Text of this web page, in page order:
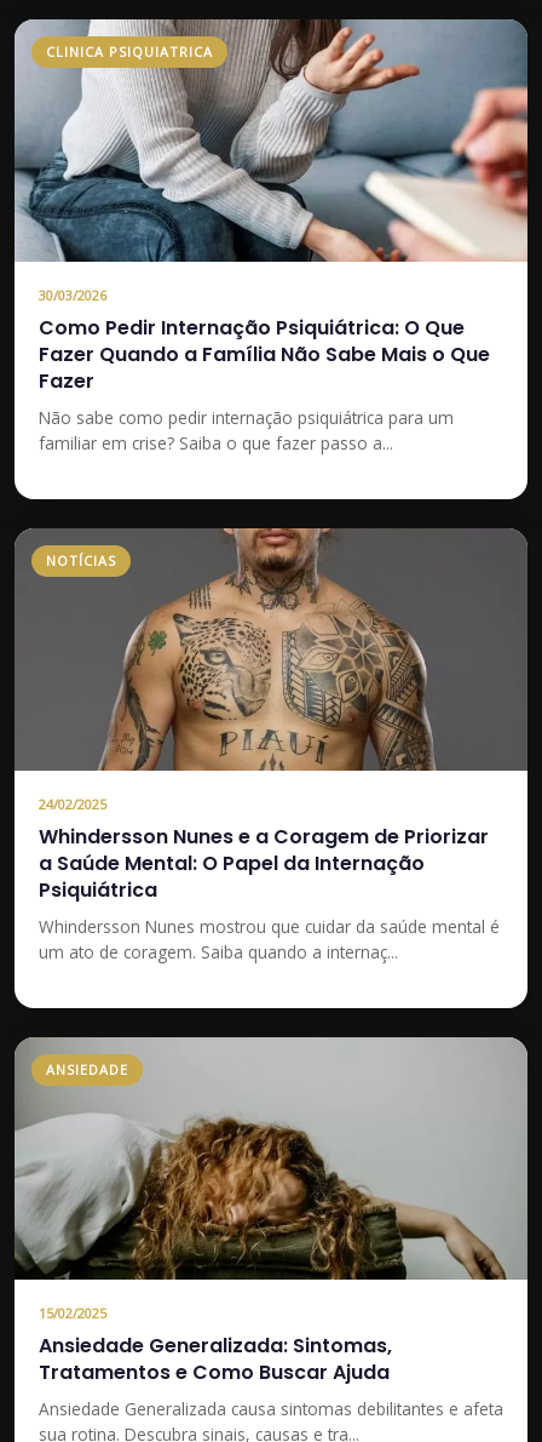
CLINICA PSIQUIATRICA
30/03/2026
Como Pedir Internação Psiquiátrica: O Que
Fazer Quando a Família Não Sabe Mais o Que
Fazer
Não sabe como pedir internação psiquiátrica para um
familiar em crise? Saiba o que fazer passo a...
NOTÍCIAS
24/02/2025
Whindersson Nunes e a Coragem de Priorizar
a Saúde Mental: O Papel da Internação
Psiquiátrica
Whindersson Nunes mostrou que cuidar da saúde mental é
um ato de coragem. Saiba quando a internaç...
ANSIEDADE
15/02/2025
Ansiedade Generalizada: Sintomas,
Tratamentos e Como Buscar Ajuda
Ansiedade Generalizada causa sintomas debilitantes e afeta
sua rotina. Descubra sinais, causas e tra...